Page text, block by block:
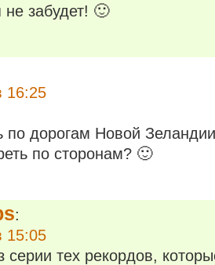
забудет! 🙂
16:25
по дорогам Новой
по сторонам? 🙂
:
15:05
серии тех рекордов,